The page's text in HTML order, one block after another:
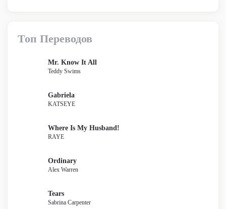
Топ Переводов
Mr. Know It All
Teddy Swims
Gabriela
KATSEYE
Where Is My Husband!
RAYE
Ordinary
Alex Warren
Tears
Sabrina Carpenter